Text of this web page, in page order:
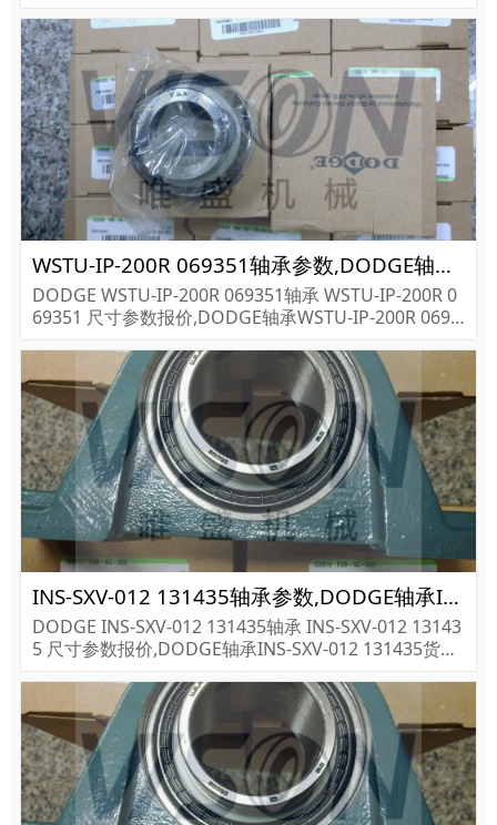
WSTU-IP-200R 069351轴承参数,DODGE轴承WSTU-IP-200R 069351重量
DODGE WSTU-IP-200R 069351轴承 WSTU-IP-200R 0
69351 尺寸参数报价,DODGE轴承WSTU-IP-200R 0693
INS-SXV-012 131435轴承参数,DODGE轴承INS-SXV-012 131435重量
DODGE INS-SXV-012 131435轴承 INS-SXV-012 13143
5 尺寸参数报价,DODGE轴承INS-SXV-012 131435货期